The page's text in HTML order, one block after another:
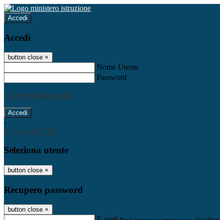
Accedi
Accedi
button close ×
Nome Utente
Password
Password dimenticata?
-
Entra con SPID
Seleziona utente
button close ×
Recupero password
button close ×